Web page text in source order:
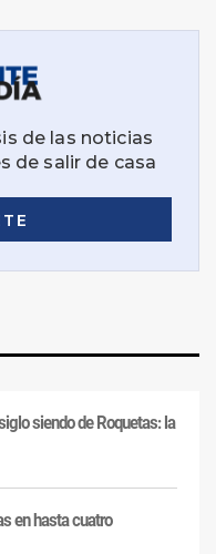
siendo de Roquetas: la
en hasta cuatro